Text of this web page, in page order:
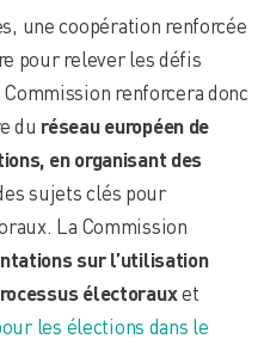
une coopération renforcée
pour relever les défis
renforcera donc
du réseau européen de
en organisant des
sujets clés pour
La Commission
sur l’utilisation
électorauxet
les élections dans le